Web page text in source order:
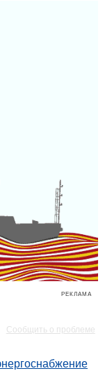
РЕКЛАМА
Сообщить о проблеме